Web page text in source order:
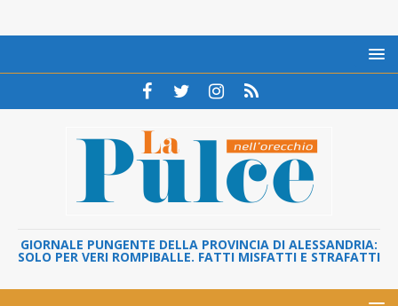
GIORNALE PUNGENTE DELLA PROVINCIA DI ALESSANDRIA:
SOLO PER VERI ROMPIBALLE. FATTI MISFATTI E STRAFATTI